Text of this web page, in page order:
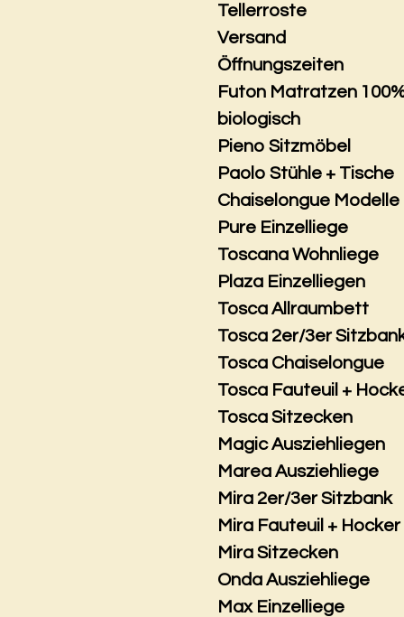
Tellerroste
Versand
Öffnungszeiten
Futon Matratzen
biologisch
Pieno Sitzmöbel
Paolo Stühle + Tische
Chaiselongue Modelle
Pure Einzelliege
Toscana Wohnliege
Plaza Einzelliegen
Tosca Allraumbett
Tosca 2er/3er
Tosca Chaiselongue
Tosca Fauteuil +
Tosca Sitzecken
Magic Ausziehliegen
Marea Ausziehliege
Mira 2er/3er Sitzbank
Mira Fauteuil + Hocker
Mira Sitzecken
Onda Ausziehliege
Max Einzelliege